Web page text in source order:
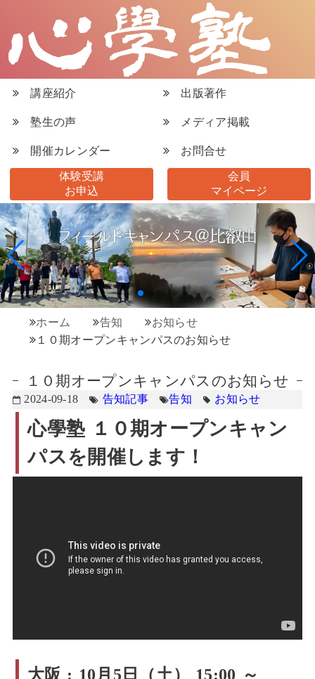
講座紹介 出版著作
塾生の声 メディア掲載
開催カレンダー お問合せ
体験受講
お申込
会員
マイページ
ホーム 告知
お知らせ
１０期オープンキャンパスのお知らせ
１０期オープンキャンパスのお知らせ
2024-09-18 告知記事 告知 お知らせ
心學塾 １０期オープンキャン
パスを開催します！
大阪 : 10月5日（土） 15:00 ～